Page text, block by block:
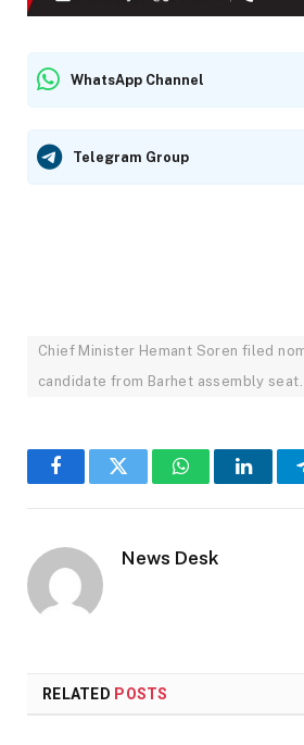
WhatsApp Channel
Telegram Group
Chief Minister Hemant Soren filed
candidate from Barhet assembly seat.
FacebookTwitter WhatsApp
News Desk
RELATED POSTS